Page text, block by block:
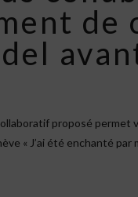
de
proposé
« J’ai été enchanté